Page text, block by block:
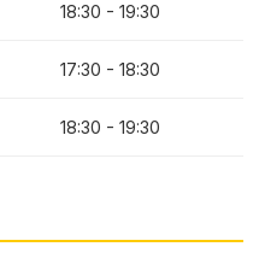
18:30 - 19:30
17:30 - 18:30
18:30 - 19:30